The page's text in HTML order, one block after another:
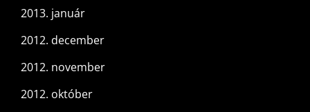
2013. január
2012. december
2012. november
2012. október